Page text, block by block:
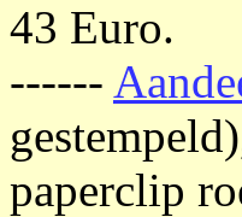
43 Euro.
------
paperclip